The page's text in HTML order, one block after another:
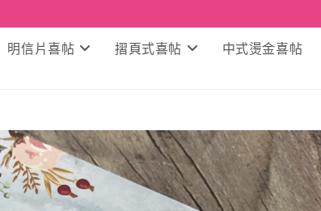
明信片喜帖 摺頁式喜帖 中式燙金喜帖